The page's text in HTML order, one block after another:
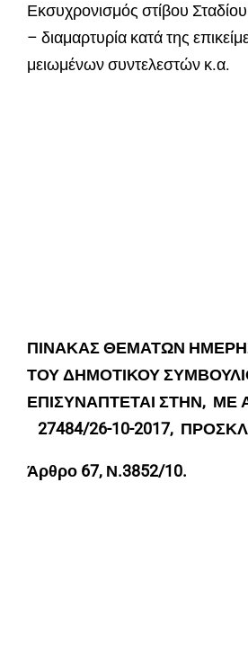
Εκσυχρονισμός στίβου
– διαμαρτυρία κατά της
μειωμένων συντελεστών κ.α.
ΠΙΝΑΚΑΣ ΘΕΜΑΤΩΝ
ΤΟΥ ΔΗΜΟΤΙΚΟΥ
ΕΠΙΣΥΝΑΠΤΕΤΑΙ ΣΤΗΝ, ΜΕ
27484/26-10-2017,
Άρθρο 67, Ν.3852/10.